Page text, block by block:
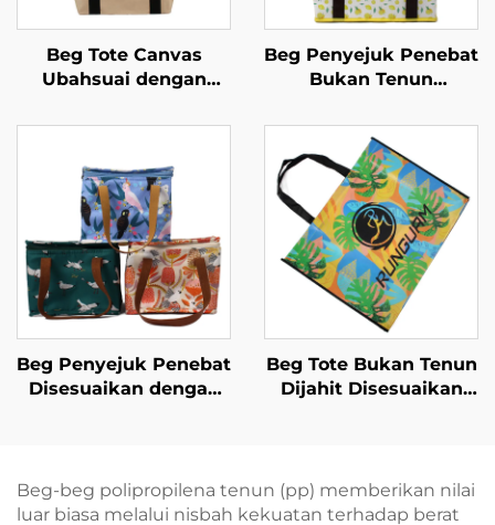
Beg Tote Canvas
Ubahsuai dengan
Diperkukuh – Beg
dan Mampu
Menampung Beban
untuk Kegunaan
Harian
Beg Penyejuk Penebat
Bukan Tenun
OEM/ODM Premium
untuk Hadiah Korporat
Beg Penyejuk Penebat
Disesuaikan dengan
Burung & Bunga
Beg Tote Bukan Tenun
Dijahit Disesuaikan
untuk B2B
Beg-beg polipropilena tenun (pp) memberikan nilai
luar biasa melalui nisbah kekuatan terhadap berat